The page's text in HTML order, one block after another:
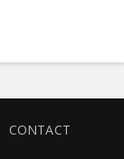
CONTACT